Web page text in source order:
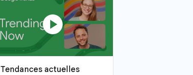
play_circle
Tendances actuelles